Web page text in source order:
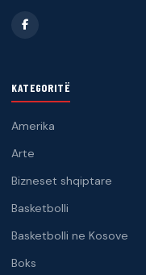
KATEGORITË
Amerika
Arte
Bizneset shqiptare
Basketbolli
Basketbolli ne Kosove
Boks